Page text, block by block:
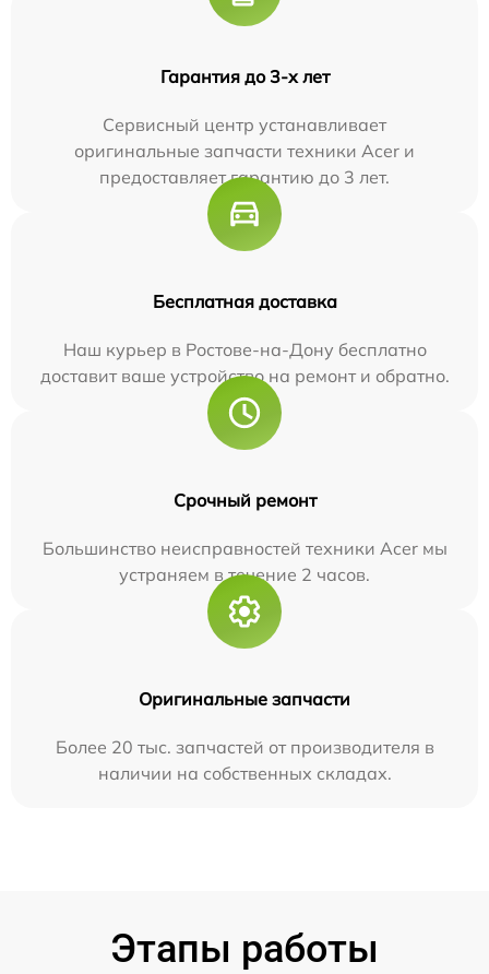
Гарантия до 3-х лет
Сервисный центр устанавливает
оригинальные запчасти техники Acer и
предоставляет гарантию до 3 лет.
Бесплатная доставка
Наш курьер в Ростове-на-Дону бесплатно
доставит ваше устройство на ремонт и обратно.
Срочный ремонт
Большинство неисправностей техники Acer мы
устраняем в течение 2 часов.
Оригинальные запчасти
Более 20 тыс. запчастей от производителя в
наличии на собственных складах.
Этапы работы